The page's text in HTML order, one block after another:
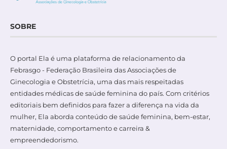
SOBRE
O portal Ela é uma plataforma de relacionamento da
Febrasgo - Federação Brasileira das Associações de
Ginecologia e Obstetrícia, uma das mais respeitadas
entidades médicas de saúde feminina do país. Com critérios
editoriais bem definidos para fazer a diferença na vida da
mulher, Ela aborda conteúdo de saúde feminina, bem-estar,
maternidade, comportamento e carreira &
empreendedorismo.